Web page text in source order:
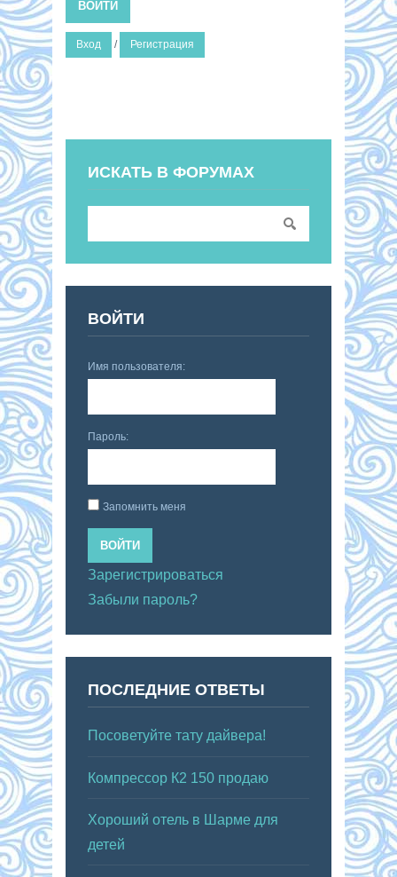
ВОЙТИ
Вход / Регистрация
ИСКАТЬ В ФОРУМАХ
ВОЙТИ
Имя пользователя:
Пароль:
Запомнить меня
ВОЙТИ
Зарегистрироваться
Забыли пароль?
ПОСЛЕДНИЕ ОТВЕТЫ
Посоветуйте тату дайвера!
Компрессор К2 150 продаю
Хороший отель в Шарме для
детей